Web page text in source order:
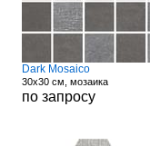
Dark Mosaico
30x30 см, мозаика
по запросу